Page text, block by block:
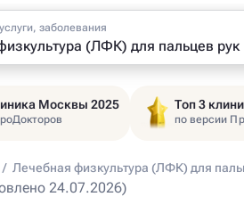
заболевания
Москвы 2025 Топ 3
по версии
/ Лечебная физкультура (ЛФК) для
24.07.2026)